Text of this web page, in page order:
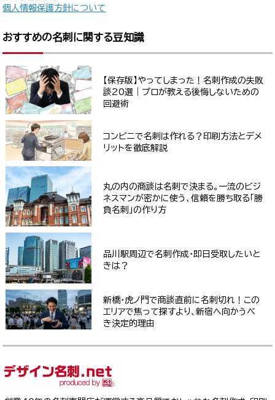
個人情報保護方針について
おすすめの名刺に関する豆知識
【保存版】やってしまった！名刺作成の失敗
談20選｜プロが教える後悔しないための
回避術
コンビニで名刺は作れる？印刷方法とデメ
リットを徹底解説
丸の内の商談は名刺で決まる。一流のビジ
ネスマンが密かに使う、信頼を勝ち取る「勝
負名刺」の作り方
品川駅周辺で名刺作成・即日受取したいと
きは？
新橋・虎ノ門で商談直前に名刺切れ！この
エリアで焦って探すより、新宿へ向かうべ
き決定的理由